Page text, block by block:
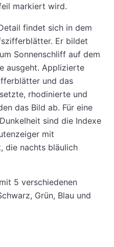
markiert wird.
findet sich in dem
Er bildet
Sonnenschliff auf dem
ausgeht. Applizierte
und das
rhodinierte und
das Bild ab. Für eine
sind die Indexe
mit
die nachts bläulich
5 verschiedenen
Grün, Blau und